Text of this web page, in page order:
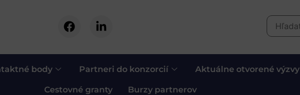
body Partneri do konzorcií Aktuálne otvorené výzvy
Cestovné granty Burzy partnerov